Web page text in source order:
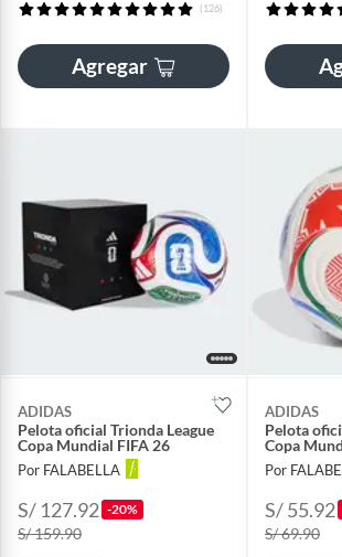
(126)
Agregar
ADIDAS
Pelota oficial Trionda League
Copa Mundial FIFA 26
Por FALABELLA
S/ 127.92 -20%
S/ 159.90
ADIDAS
Pelota
Copa
Por
S/ 55.92
S/ 69.90